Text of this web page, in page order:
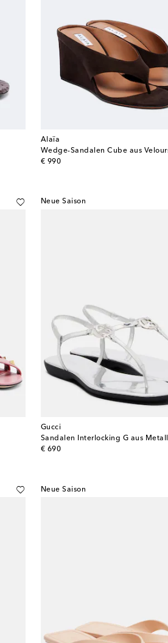
Alaïa
Wedge-Sandalen Cube aus
€ 990
original price
Neue Saison
Gucci
Sandalen Interlocking G aus
€ 690
original price
Neue Saison